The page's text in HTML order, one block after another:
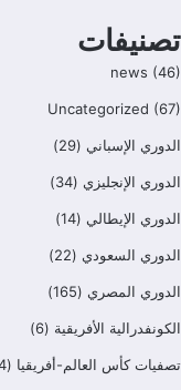
تصنيفات
news (46)
Uncategorized (67)
الدوري الإسباني (29)
الدوري الإنجليزي (34)
الدوري الإيطالي (14)
الدوري السعودي (22)
الدوري المصري (165)
الكونفدرالية الأفريقية (6)
تصفيات كأس العالم-أفريقيا (14)